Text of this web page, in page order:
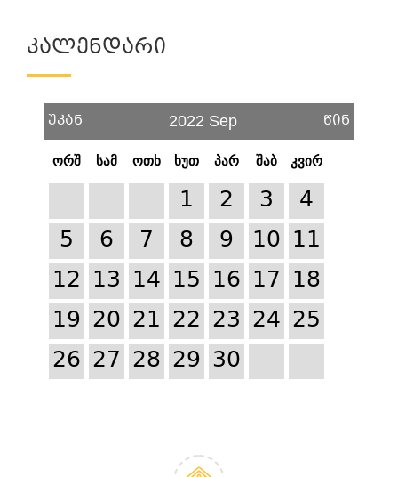
Კალენდარი
უკან 2022 Sep წინ
ორშ სამ ოთხ ხუთ პარ შაბ კვირ
1 2 3
4
5
6 7 8 9 10 11
12 13 14 15 16 17 18
19 20 21 22 23 24 25
26 27 28 29 30